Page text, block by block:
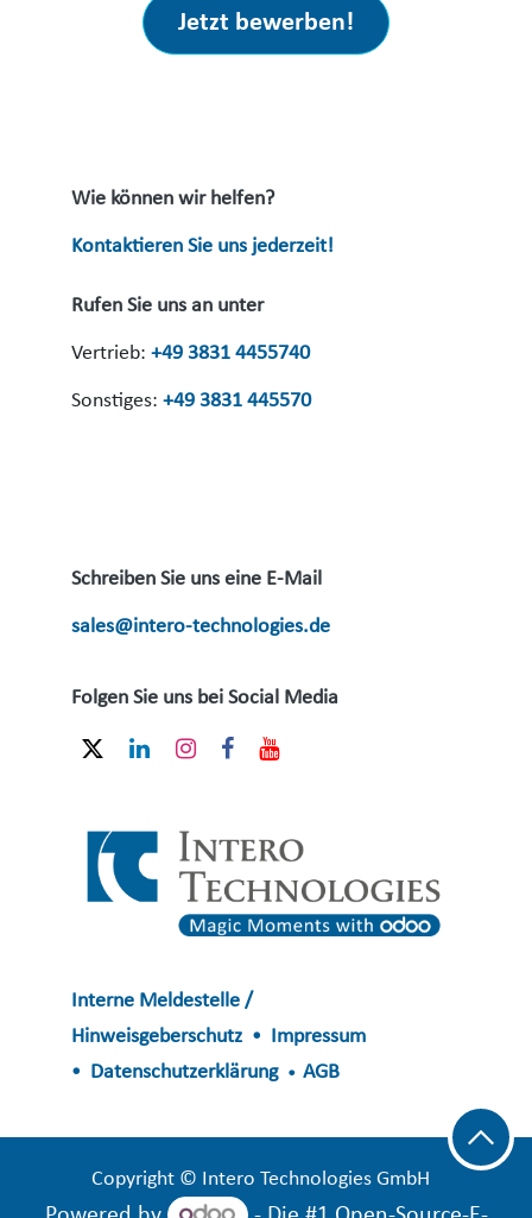
Jetzt bewerben!
Wie können wir helfen?
Kontaktieren Sie uns jederzeit!
Rufen Sie uns an unter
Vertrieb: +49 3831 4455740
Sonstiges: +49 3831 445570
Schreiben Sie uns eine E-Mail
sales@intero-technologies.de
Folgen Sie uns bei Social Media
Interne Meldestelle /
Hinweisgeberschutz • Impressum
• Datenschutzerklärung • AGB
​​​​​​Copyright © Intero Technologies GmbH